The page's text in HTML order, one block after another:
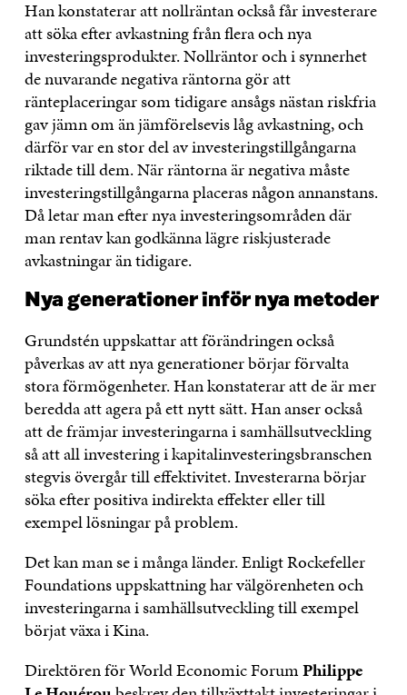
Han konstaterar att nollräntan också får investerare
att söka efter avkastning från flera och nya
investeringsprodukter. Nollräntor och i synnerhet
de nuvarande negativa räntorna gör att
ränteplaceringar som tidigare ansågs nästan riskfria
gav jämn om än jämförelsevis låg avkastning, och
därför var en stor del av investeringstillgångarna
riktade till dem. När räntorna är negativa måste
investeringstillgångarna placeras någon annanstans.
Då letar man efter nya investeringsområden där
man rentav kan godkänna lägre riskjusterade
avkastningar än tidigare.
Nya generationer inför nya metoder
Grundstén uppskattar att förändringen också
påverkas av att nya generationer börjar förvalta
stora förmögenheter. Han konstaterar att de är mer
beredda att agera på ett nytt sätt. Han anser också
att de främjar investeringarna i samhällsutveckling
så att all investering i kapitalinvesteringsbranschen
stegvis övergår till effektivitet. Investerarna börjar
söka efter positiva indirekta effekter eller till
exempel lösningar på problem.
Det kan man se i många länder. Enligt Rockefeller
Foundations uppskattning har välgörenheten och
investeringarna i samhällsutveckling till exempel
börjat växa i Kina.
Direktören för World Economic ForumPhilippe